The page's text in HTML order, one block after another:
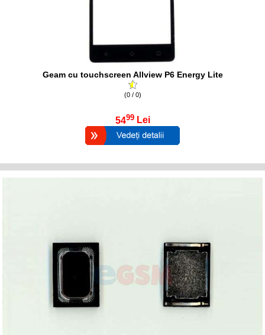
Geam cu touchscreen Allview P6 Energy Lite
(0 / 0)
5499 Lei